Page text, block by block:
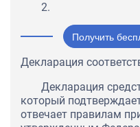
2.
Получить
Декларация
Декларация
который
отвечает правилам